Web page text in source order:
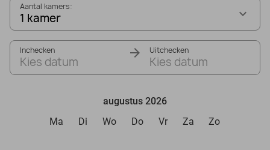
Aantal kamers:
1 kamer
Inchecken
Kies datum
Uitchecken
Kies datum
augustus 2026
Ma
Di Wo Do Vr Za Zo